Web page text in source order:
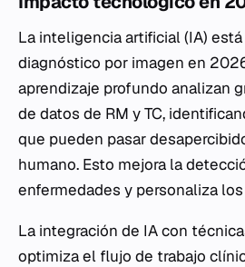
La inteligencia artificial (IA)
diagnóstico por imagen en
aprendizaje profundo analizan
de datos de RM y TC,
que pueden pasar
humano. Esto mejora la
enfermedades y personaliza
La integración de IA con
optimiza el flujo de trabajo